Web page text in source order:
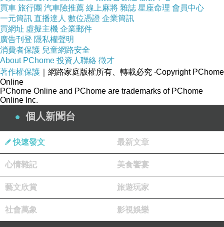
買車 旅行團 汽車險推薦 線上麻將 雜誌 星座命理 會員中心
一元簡訊 直播達人 數位憑證 企業簡訊
買網址 虛擬主機 企業郵件
廣告刊登 隱私權聲明
消費者保護 兒童網路安全
About PChome 投資人聯絡 徵才
著作權保護 ｜網路家庭版權所有、轉載必究 ‧Copyright PChome
Online
PChome Online and PChome are trademarks of PChome
Online Inc.
個人新聞台
快速發文 最新文章
心情雜記 美食饗宴
藝文欣賞 旅遊玩家
社會萬象 影視娛樂